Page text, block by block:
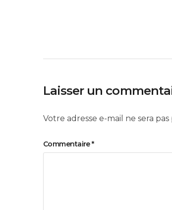
Laisser un
Votre adresse e-mail ne sera
Commentaire*